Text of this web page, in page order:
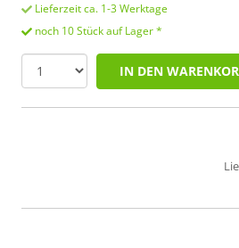
Lieferzeit ca. 1-3 Werktage
noch 10 Stück auf Lager *
IN DEN